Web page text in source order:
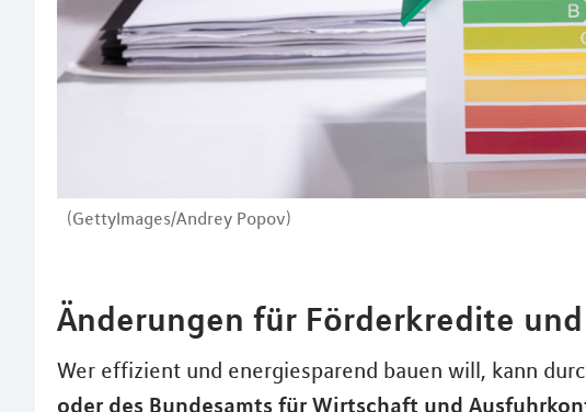
(GettyImages/Andrey Popov)
Änderungen für Förderkredite und
Wer effizient und energiesparend bauen will, kann
oder des Bundesamts für Wirtschaft und